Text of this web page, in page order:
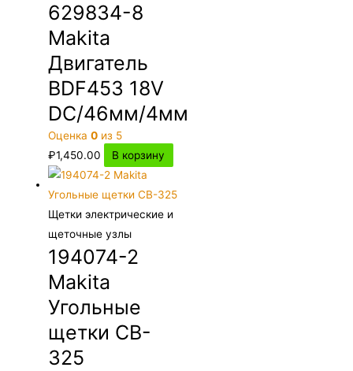
629834-8
Makita
Двигатель
BDF453 18V
DC/46мм/4мм
Оценка0 из 5
₽1,450.00 В корзину
Щетки электрические и
щеточные узлы
194074-2
Makita
Угольные
щетки CB-
325